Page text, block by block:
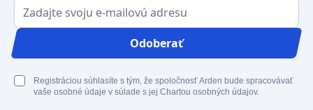
E-mailová adresa
Odoberať
Registráciou súhlasíte s tým, že spoločnosť Arden bude spracovávať
vaše osobné údaje v súlade s jej Chartou osobných údajov.